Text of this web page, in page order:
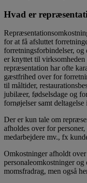
Hvad er
for at få afsluttet
forretningsforbindelser, og
er knyttet til
repræsentation har ofte
gæstfrihed over for
til måltider,
jubilæer, fødselsdage og
fornøjelser samt
Der er kun tale om
afholdes over for
medarbejdere mv., fx
Omkostninger afholdt
personaleomkostninger
momsfradrag, men også